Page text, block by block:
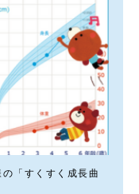
「すくすく成長曲